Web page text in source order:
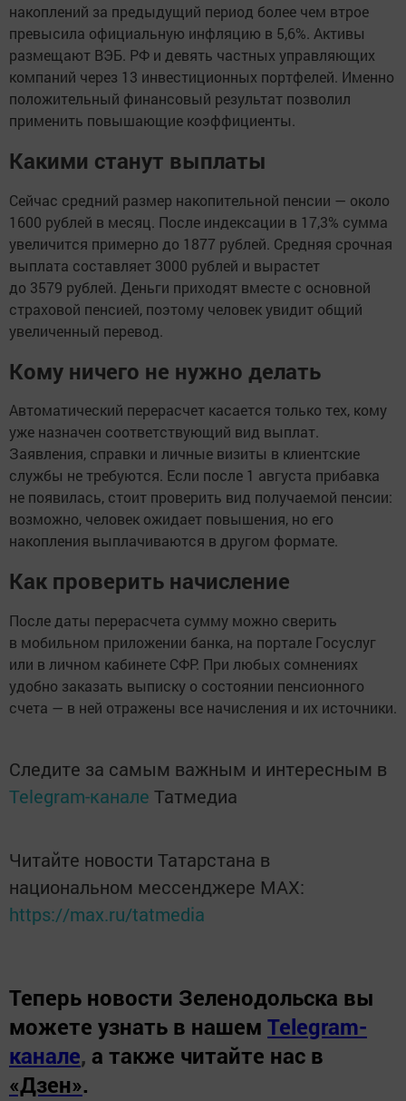
накоплений за предыдущий период более чем втрое
превысила официальную инфляцию в 5,6%. Активы
размещают ВЭБ. РФ и девять частных управляющих
компаний через 13 инвестиционных портфелей. Именно
положительный финансовый результат позволил
применить повышающие коэффициенты.
Какими станут выплаты
Сейчас средний размер накопительной пенсии — около
1600 рублей в месяц. После индексации в 17,3% сумма
увеличится примерно до 1877 рублей. Средняя срочная
выплата составляет 3000 рублей и вырастет
до 3579 рублей. Деньги приходят вместе с основной
страховой пенсией, поэтому человек увидит общий
увеличенный перевод.
Кому ничего не нужно делать
Автоматический перерасчет касается только тех, кому
уже назначен соответствующий вид выплат.
Заявления, справки и личные визиты в клиентские
службы не требуются. Если после 1 августа прибавка
не появилась, стоит проверить вид получаемой пенсии:
возможно, человек ожидает повышения, но его
накопления выплачиваются в другом формате.
Как проверить начисление
После даты перерасчета сумму можно сверить
в мобильном приложении банка, на портале Госуслуг
или в личном кабинете СФР. При любых сомнениях
удобно заказать выписку о состоянии пенсионного
счета — в ней отражены все начисления и их источники.
Следите за самым важным и интересным в
Telegram-канале Татмедиа
Читайте новости Татарстана в
национальном мессенджере MАХ:
https://max.ru/tatmedia
Теперь новости Зеленодольска вы
можете узнать в нашем Telegram-
канале, а также читайте нас в
«Дзен».